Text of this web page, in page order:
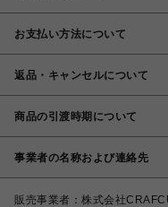
お支払い方法について
返品・キャンセルについて
商品の引渡時期について
事業者の名称および連絡先
販売事業者：株式会社